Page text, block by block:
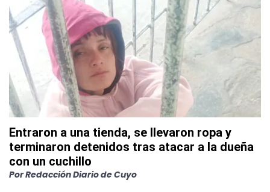
Entraron a una tienda, se llevaron ropa y
terminaron detenidos tras atacar a la dueña
con un cuchillo
PorRedacción Diario de Cuyo